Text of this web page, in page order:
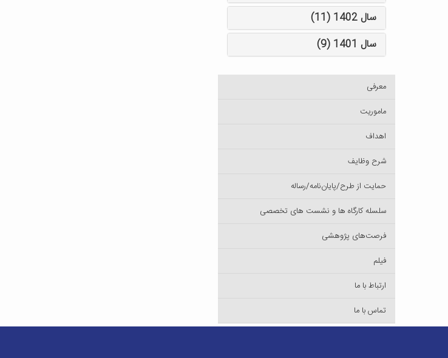
سال 1402 (11)
سال 1401 (9)
معرفی
ماموریت
اهداف
شرح وظایف
حمایت از طرح/پایان‌نامه/رساله
سلسله کارگاه ها و نشست های تخصصی
فرصت‌های پژوهشی
فیلم
ارتباط با ما
تماس با ما